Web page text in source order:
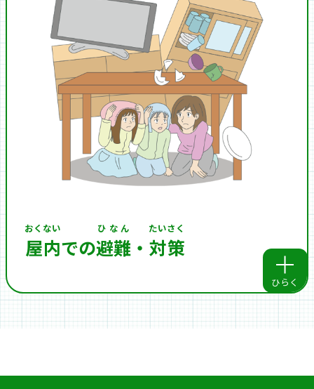
屋内
おくない
での避難
ひなん
・ 対策
たいさく
ひらく